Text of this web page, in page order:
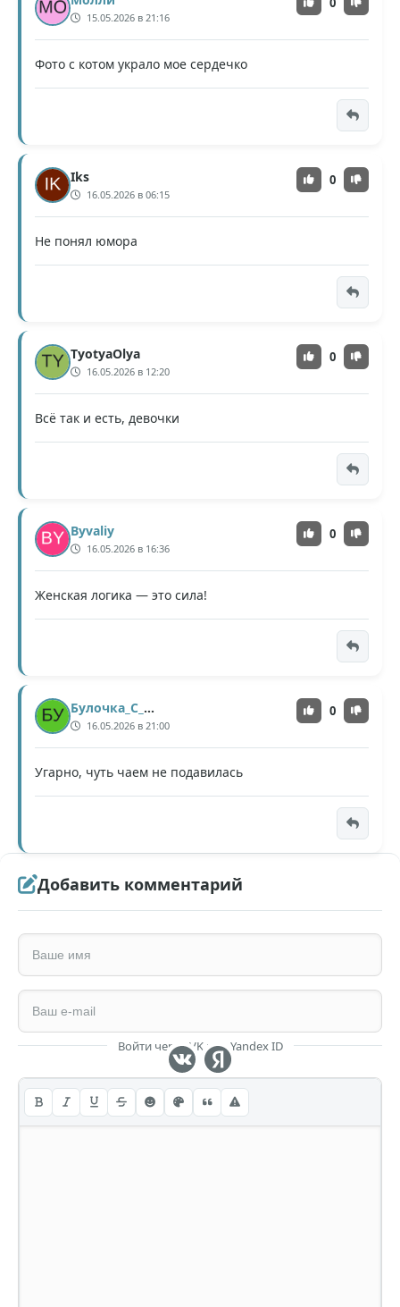
15.05.2026 в 21:16
Фото с котом украло мое сердечко
Iks
16.05.2026 в 06:15
0
Не понял юмора
TyotyaOlya
16.05.2026 в 12:20
0
Всё так и есть, девочки
Byvaliy
16.05.2026 в 16:36
0
Женская логика — это сила!
Булочка_С_Корицей
16.05.2026 в 21:00
0
Угарно, чуть чаем не подавилась
Добавить комментарий
Войти через VK или Yandex ID